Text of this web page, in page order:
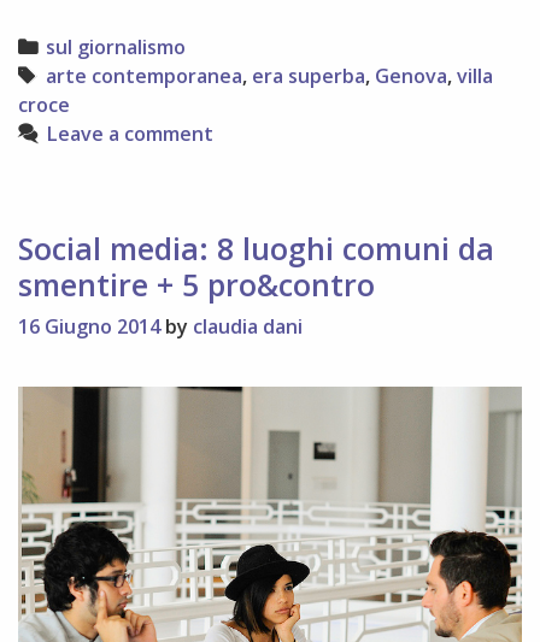
Villa
Croce
Categories
sul giornalismo
Tags
arte contemporanea, era superba, Genova,villa
croce
Leave a comment
Social media: 8 luoghi comuni da
smentire + 5 pro&contro
16 Giugno 2014 by claudia dani